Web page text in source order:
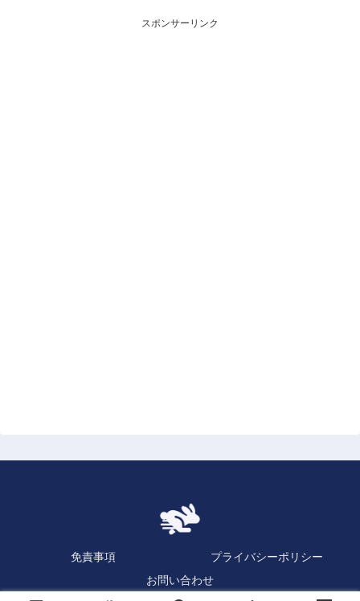
(注意喚起・申込停止)など、空売
り関連情報を集計し、図解でわ
喚起・申込停止)など、空売り関
連情報を集計し、図解でわかり
スポンサーリンク
免責事項
プライバシーポリシー
お問い合わせ